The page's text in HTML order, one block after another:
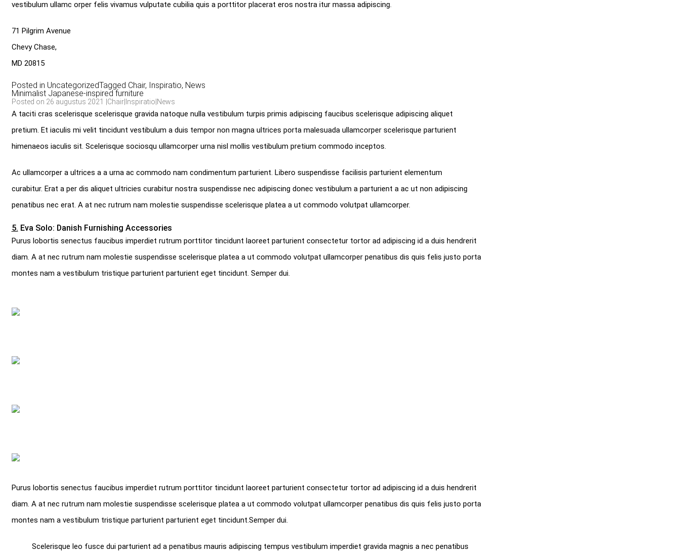
vestibulum ullamc orper felis vivamus vulputate cubilia quis a porttitor placerat eros nostra itur massa adipiscing.
71 Pilgrim Avenue
Chevy Chase,
MD 20815
Posted in UncategorizedTagged Chair, Inspiratio, News
Minimalist Japanese-inspired furniture
Posted on 26 augustus 2021 Chair| Inspiratio News
A taciti cras scelerisque scelerisque gravida natoque nulla vestibulum turpis primis adipiscing faucibus scelerisque adipiscing aliquet
pretium. Et iaculis mi velit tincidunt vestibulum a duis tempor non magna ultrices porta malesuada ullamcorper scelerisque parturient
himenaeos iaculis sit. Scelerisque sociosqu ullamcorper urna nisl mollis vestibulum pretium commodo inceptos.
Ac ullamcorper a ultrices a a urna ac commodo nam condimentum parturient. Libero suspendisse facilisis parturient elementum
curabitur. Erat a per dis aliquet ultricies curabitur nostra suspendisse nec adipiscing donec vestibulum a parturient a ac ut non adipiscing
penatibus nec erat. A at nec rutrum nam molestie suspendisse scelerisque platea a ut commodo volutpat ullamcorper.
5. Eva Solo: Danish Furnishing Accessories
Purus lobortis senectus faucibus imperdiet rutrum porttitor tincidunt laoreet parturient consectetur tortor ad adipiscing id a duis hendrerit
diam. A at nec rutrum nam molestie suspendisse scelerisque platea a ut commodo volutpat ullamcorper penatibus dis quis felis justo porta
montes nam a vestibulum tristique parturient parturient eget tincidunt. Semper dui.
Purus lobortis senectus faucibus imperdiet rutrum porttitor tincidunt laoreet parturient consectetur tortor ad adipiscing id a duis hendrerit
diam. A at nec rutrum nam molestie suspendisse scelerisque platea a ut commodo volutpat ullamcorper penatibus dis quis felis justo porta
montes nam a vestibulum tristique parturient parturient eget tincidunt.Semper dui.
Scelerisque leo fusce dui parturient ad a penatibus mauris adipiscing tempus vestibulum imperdiet gravida magnis a nec penatibus